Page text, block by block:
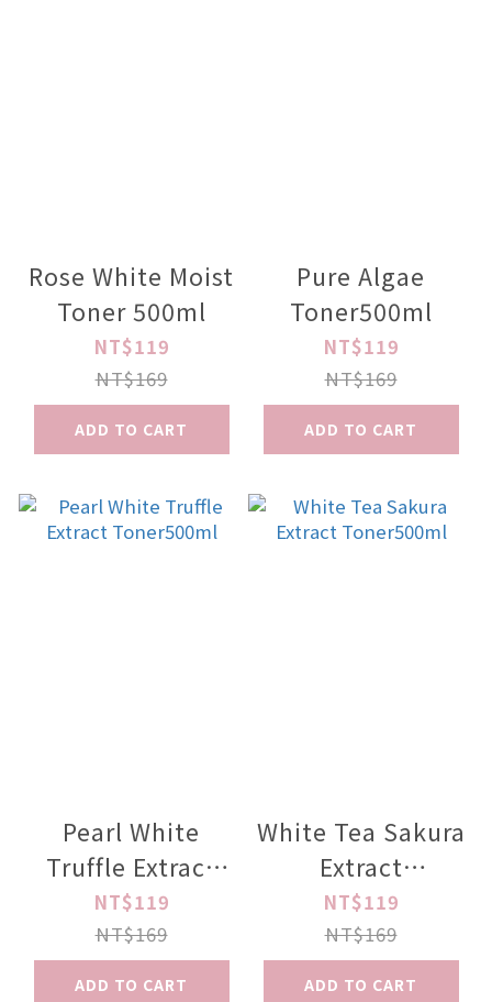
Rose White Moist
Toner 500ml
NT$119
NT$169
ADD TO CART
Pure Algae
Toner500ml
NT$119
NT$169
ADD TO CART
Pearl White
Truffle Extract
Toner500ml
NT$119
NT$169
ADD TO CART
White Tea Sakura
Extract
Toner500ml
NT$119
NT$169
ADD TO CART